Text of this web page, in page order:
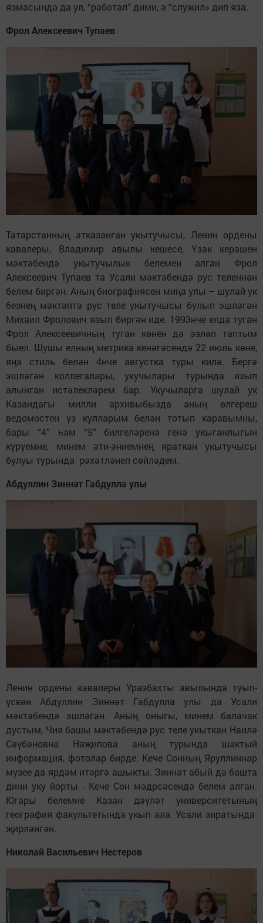
язмасында да ул, “работал” дими, ә “служил» дип яза.
Фрол Алексеевич Тупаев
Татарстанның атказанган укытучысы, Ленин ордены
кавалеры, Владимир авылы кешесе, Үзәк керәшен
мәктәбендә укытучылык белемен алган Фрол
Алексеевич Тупаев та Усали мәктәбендә рус теленнән
белем биргән. Аның биографиясен миңа улы – шулай ук
безнең мәктәптә рус теле укытучысы булып эшләгән
Михаил Фролович язып биргән иде. 1993нче елда туган
Фрол Алексеевичның туган көнен дә эзләп таптым
быел. Шушы елның метрика кенәгәсендә 22 июль көне,
яңа стиль белән 4нче августка туры килә. Бергә
эшләгән коллегалары, укучылары турында язып
алынган истәлекләрем бар. Укучыларга шулай ук
Казандагы милли архивыбызда аның өлгереш
ведомостен үз кулларым белән тотып каравымны,
бары “4” һәм “5” билгеләренә генә укыганлыгын
күрүемне, минем әти-әниемнең яраткан укытучысы
булуы турында рәхәтләнеп сөйләдем.
Абдуллин Зиннәт Габдулла улы
Ленин ордены кавалеры Уразбахты авылында туып-
үскән Абдуллин Зиннәт Габдулла улы да Усали
мәктәбендә эшләгән. Аның оныгы, минем балачак
дустым, Чия башы мәктәбендә рус теле укыткан Наилә
Сәүбәновна Нәҗипова аның турында шактый
информация, фотолар бирде. Кече Сонның Яруллиннар
музее да ярдәм итәргә ашыкты. Зиннәт абый да башта
дини уку йорты - Кече Сон мәдрсәсендә белем алган.
Югары белемне Казан дәүләт университетының
география факультетында укып ала. Усали зиратында
җирләнгән.
Николай Васильевич Нестеров